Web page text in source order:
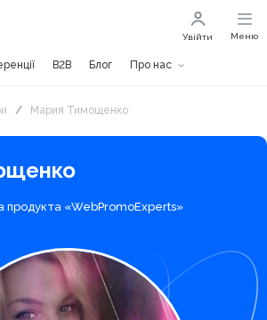
B2B Блог Про нас
Увійти Меню
Мария Тимощенко
продукта «WebPromoExperts»